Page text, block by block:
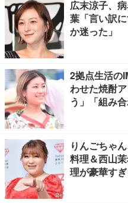
広末涼子、
葉「言い訳
か迷った」
2拠点生活の
わせた焼酎
う」「組み
りんごちゃ
料理＆西山
理が豪華す